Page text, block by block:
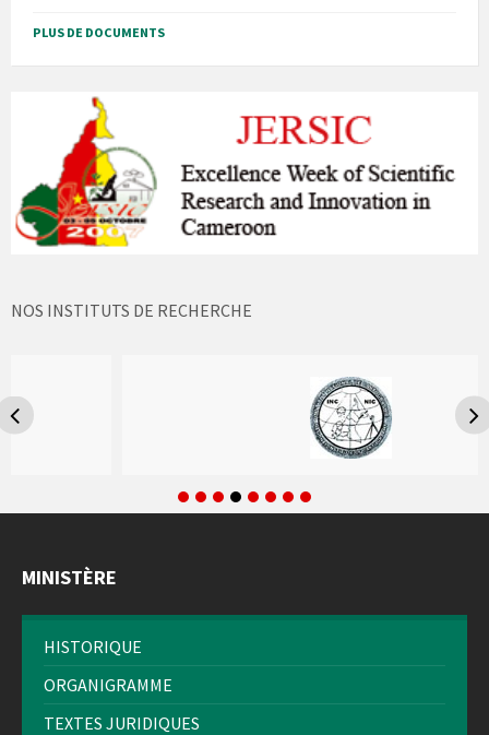
PLUS DE DOCUMENTS
NOS INSTITUTS DE RECHERCHE
MINISTÈRE
HISTORIQUE
ORGANIGRAMME
TEXTES JURIDIQUES